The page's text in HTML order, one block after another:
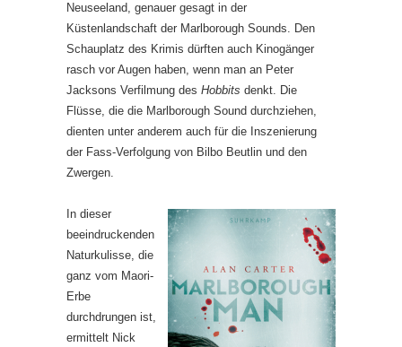
Neuseeland, genauer gesagt in der
Küstenlandschaft der Marlborough Sounds. Den
Schauplatz des Krimis dürften auch Kinogänger
rasch vor Augen haben, wenn man an Peter
Jacksons Verfilmung des Hobbits denkt. Die
Flüsse, die die Marlborough Sound durchziehen,
dienten unter anderem auch für die Inszenierung
der Fass-Verfolgung von Bilbo Beutlin und den
Zwergen.
In dieser
beeindruckenden
Naturkulisse, die
ganz vom Maori-
Erbe
durchdrungen ist,
ermittelt Nick